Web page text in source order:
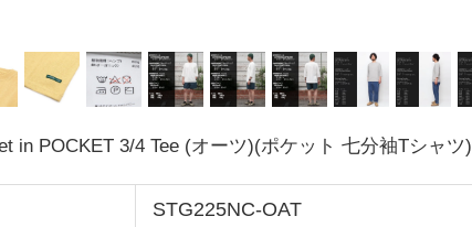
in POCKET 3/4 Tee (オーツ)(ポケット 七分袖Tシャツ)
STG225NC-OAT